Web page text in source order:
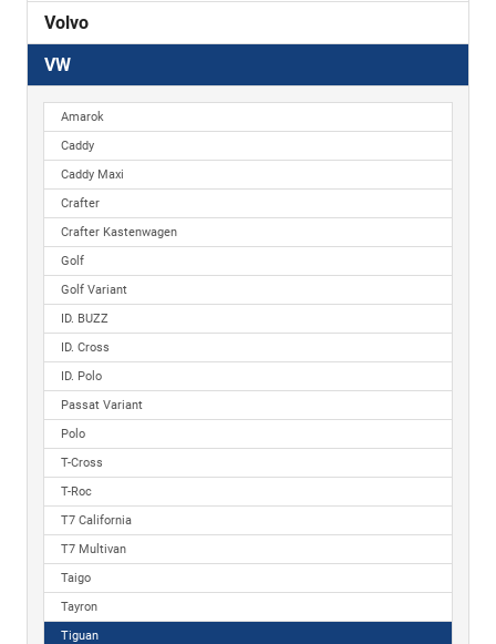
Volvo
VW
Amarok
Caddy
Caddy Maxi
Crafter
Crafter Kastenwagen
Golf
Golf Variant
ID. BUZZ
ID. Cross
ID. Polo
Passat Variant
Polo
T-Cross
T-Roc
T7 California
T7 Multivan
Taigo
Tayron
Tiguan